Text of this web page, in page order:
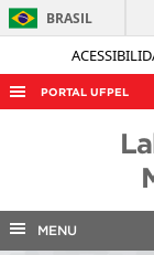
BRASIL
PORTAL UFPEL
MENU